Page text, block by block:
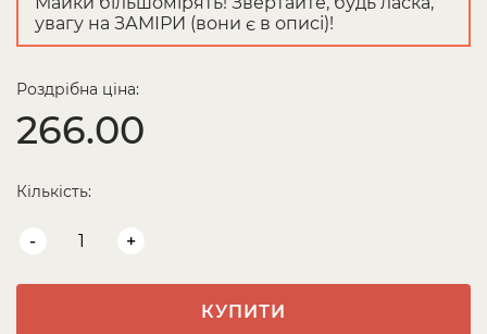
увагу на ЗАМІРИ (вони є в описі)!
Роздрібна ціна:
266.00
Кількість:
- +
КУПИТИ